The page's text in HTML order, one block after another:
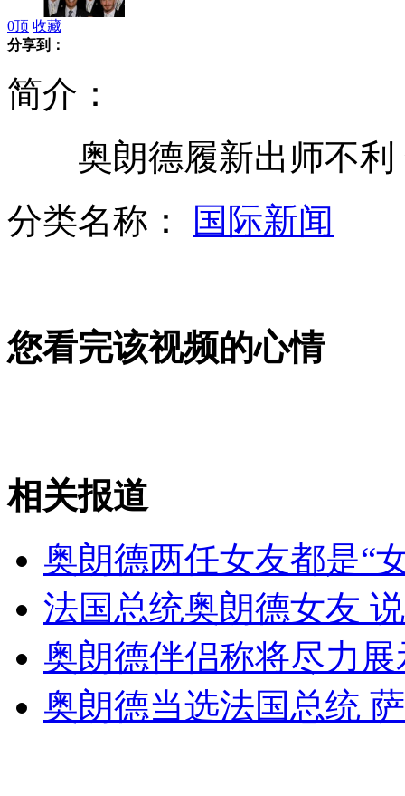
港姐强调高贵 翻版明星脸受宠
孙晋芳：李娜难当奥运旗手
山西运城恶犬咬伤多人 警民合力深夜将其击毙
女孩北京地铁殴打老人 痛下狠手拳打脚踢
0顶 收藏
分享到：
简介：
奥朗德履新出师不利
分类名称：
国际新闻
您看完该视频的心情
相关报道
奥朗德两任女友都是“
法国总统奥朗德女友
奥朗德伴侣称将尽力
奥朗德当选法国总统